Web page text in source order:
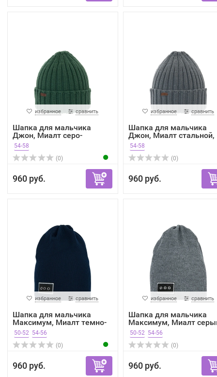
избранное сравнить
Шапка для мальчика
Джон, Миалт серо-
зеленый...
54-58
(0)
960 руб.
избранное сравнить
Шапка для мальчика
Джон, Миалт стальной,
ве...
54-58
(0)
960 руб.
избранное сравнить
Шапка для мальчика
Максимум, Миалт темно-
си...
50-52 54-56
(0)
960 руб.
избранное сравнить
Шапка для мальчика
Максимум, Миалт
в...
50-52 54-56
(0)
960 руб.